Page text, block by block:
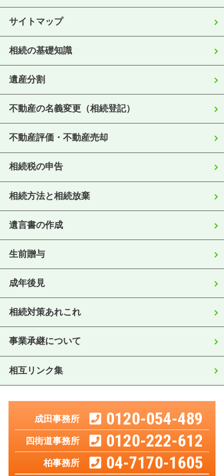
サイトマップ
相続の基礎知識
遺産分割
不動産の名義変更（相続登記）
不動産評価・不動産売却
相続税の申告
相続方法と相続放棄
遺言書の作成
生前贈与
成年後見
相続対策あれこれ
事業承継について
相互リンク集
成田事務所 0120-054-489
四街道事務所 0120-222-612
柏事務所 04-7170-1605